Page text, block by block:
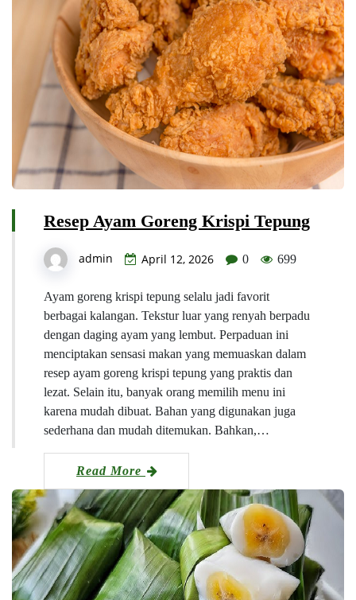
Resep Ayam Goreng Krispi Tepung
admin April 12, 2026 0 699
Ayam goreng krispi tepung selalu jadi favorit
berbagai kalangan. Tekstur luar yang renyah berpadu
dengan daging ayam yang lembut. Perpaduan ini
menciptakan sensasi makan yang memuaskan dalam
resep ayam goreng krispi tepung yang praktis dan
lezat. Selain itu, banyak orang memilih menu ini
karena mudah dibuat. Bahan yang digunakan juga
sederhana dan mudah ditemukan. Bahkan,…
Read More